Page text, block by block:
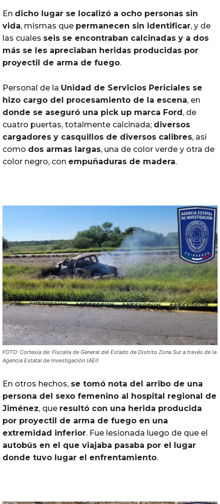
En dicho lugar se localizó a ocho personas sin
vida, mismas que permanecen sin identificar, y de
las cuales seis se encontraban calcinadas y a dos
más se les apreciaban heridas producidas por
proyectil de arma de fuego.
Personal de la Unidad de Servicios Periciales se
hizo cargo del procesamiento de la escena, en
donde se aseguró una pick up marca Ford , de
cuatro puertas, totalmente calcinada; diversos
cargadores y casquillos de diversos calibres, así
como dos armas largas, una de color verde y otra de
color negro, con empuñaduras de madera.
FOTO: Cortesía de: Fiscalía de General del Estado de Distrito Zona Sur a través de la
Agencia Estatal de Investigación (AEI)
En otros hechos, se tomó nota del arribo de una
persona del sexo femenino al hospital regional de
Jiménez, que resultó con una herida producida
por proyectil de arma de fuego en una
extremidad inferior. Fue lesionada luego de que el
autobús en el que viajaba pasaba por el lugar
donde tuvo lugar el enfrentamiento.